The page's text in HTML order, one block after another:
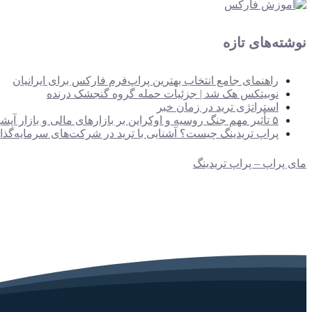
نوشته‌های تازه
راهنمای جامع انتخاب بهترین پراپ‌فرم فارکس برای ایرانیان
نوبیتکس هک شد | جزئیات حمله گروه گنجشک درنده
استراتژی ترید در زمان خبر
۵ تأثیر مهم جنگ روسیه و اوکراین بر بازارهای مالی و بازار آپشن‌ها
پراپ تریدینگ چیست؟ آشنایی با ترید در شرکت‌های
مای پراپ – پراپ تریدینگ